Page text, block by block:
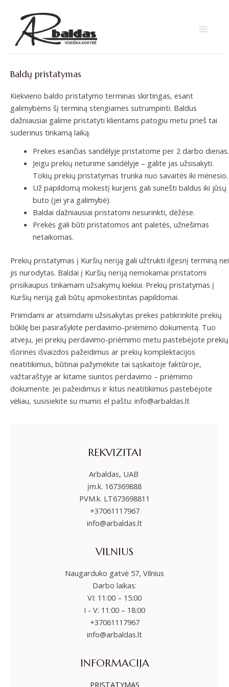
MENU
Baldų pristatymas
Kiekvieno baldo pristatymo terminas skirtingas, esant
galimybėms šį terminą stengiames sutrumpinti. Baldus
dažniausiai galime pristatyti klientams patogiu metu prieš tai
suderinus tinkamą laiką.
Prekes esančias sandėlyje pristatome per 2 darbo dienas.
Jeigu prekių neturime sandėlyje – galite jas užsisakyti.
Tokių prekių pristatymas trunka nuo savaitės iki mėnesio.
Už papildomą mokestį kurjeris gali sunešti baldus iki jūsų
buto (jei yra galimybė).
Baldai dažniausiai pristatomi nesurinkti, dėžėse.
Prekės gali būti pristatomos ant paletės, užnešimas
netaikomas.
Prekių pristatymas į Kuršių neriją gali užtrukti ilgesnį terminą nei
jis nurodytas. Baldai į Kuršių neriją nemokamai pristatomi
prisikaupus tinkamam užsakymų kiekiui. Prekių pristatymas į
Kuršių neriją gali būtų apmokestintas papildomai.
Priimdami ar atsiimdami užsisakytas prekes patikrinkite prekių
būklę bei pasirašykite perdavimo-priėmimo dokumentą. Tuo
atveju, jei prekių perdavimo-priėmimo metu pastebėjote prekių
išorinės išvaizdos pažeidimus ar prekių komplektacijos
neatitikimus, būtinai pažymėkite tai sąskaitoje faktūroje,
važtaraštyje ar kitame siuntos perdavimo – priėmimo
dokumente. Jei pažeidimus ir kitus neatitikimus pastebėjote
vėliau, susisiekite su mumis el paštu: info@arbaldas.lt
REKVIZITAI
Arbaldas, UAB
įm.k. 167369888
PVM.k. LT673698811
+37061117967
info@arbaldas.lt
VILNIUS
Naugarduko gatvė 57, Vilnius
Darbo laikas:
VI: 11:00 – 15:00
I - V: 11:00 – 18:00
+37061117967
info@arbaldas.lt
INFORMACIJA
PRISTATYMAS